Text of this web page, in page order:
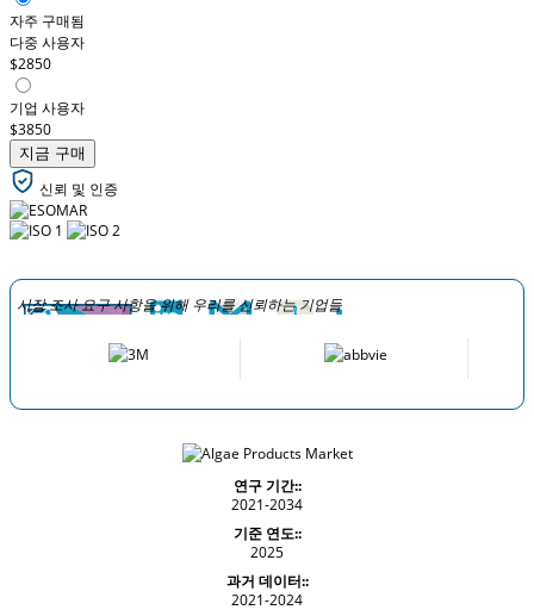
자주 구매됨
다중 사용자
$2850
기업 사용자
$3850
지금 구매
신뢰 및 인증
시장 조사 요구 사항을 위해 우리를 신뢰하는 기업들
연구 기간::
2021-2034
기준 연도::
2025
과거 데이터::
2021-2024